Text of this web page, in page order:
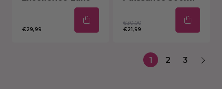
€29,99
€30,00
€21,99
1 2 3